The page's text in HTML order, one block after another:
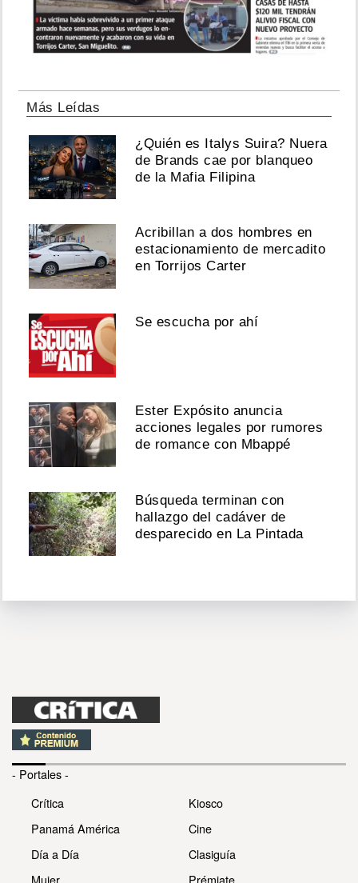
Más Leídas
¿Quién es Italys Suira? Nuera
de Brands cae por blanqueo
de la Mafia Filipina
Acribillan a dos hombres en
estacionamiento de mercadito
en Torrijos Carter
Se escucha por ahí
Ester Expósito anuncia
acciones legales por rumores
de romance con Mbappé
Búsqueda terminan con
hallazgo del cadáver de
desparecido en La Pintada
- Portales -
Crítica
Panamá América
Día a Día
Mujer
Kiosco
Cine
Clasiguía
Prémiate